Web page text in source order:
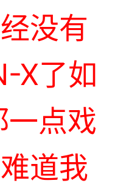
没有
X了如
点戏
道我